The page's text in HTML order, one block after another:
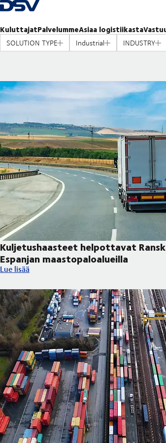
Takaisin kotisivulle
KuluttajatPalvelummeAsiaa logistiikasta
SOLUTION TYPE Industrial INDUSTRY
Kuljetushaasteet helpottavat
Espanjan maastopaloalueilla
Kuljetushaasteet helpottavat Ranskan ja
Lue lisää